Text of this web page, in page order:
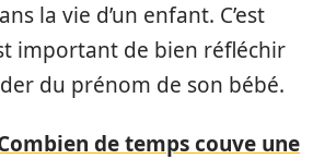
la vie d’un enfant. C’est
important de bien réfléchir
du prénom de son bébé.
de temps couve une